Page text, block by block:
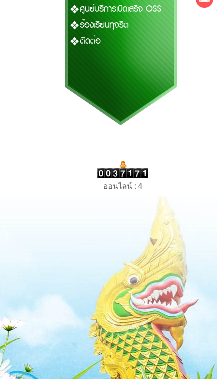
ศูนย์บริการเบ็ดเสร็จ OSS
ร้องเรียนทุจริต
ติดต่อ
ออนไลน์ : 4